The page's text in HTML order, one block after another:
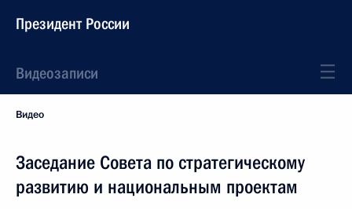
Президент России
Видеозаписи
Видео
Заседание Совета по стратегическому
развитию и национальным проектам